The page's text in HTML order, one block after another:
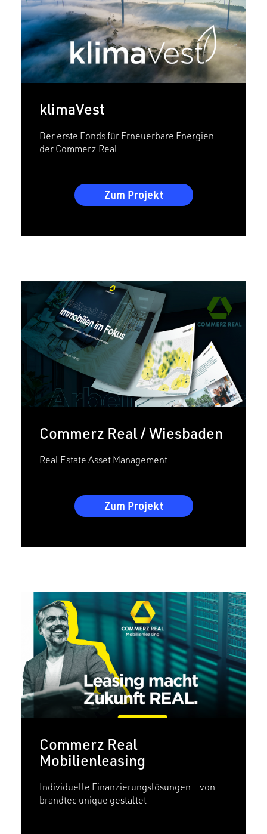
klimaVest
Der erste Fonds für Erneuerbare Energien
der Commerz Real
Zum Projekt
Commerz Real / Wiesbaden
Real Estate Asset Management
Zum Projekt
Commerz Real
Mobilienleasing
Individuelle Finanzierungslösungen – von
brandtec unique gestaltet